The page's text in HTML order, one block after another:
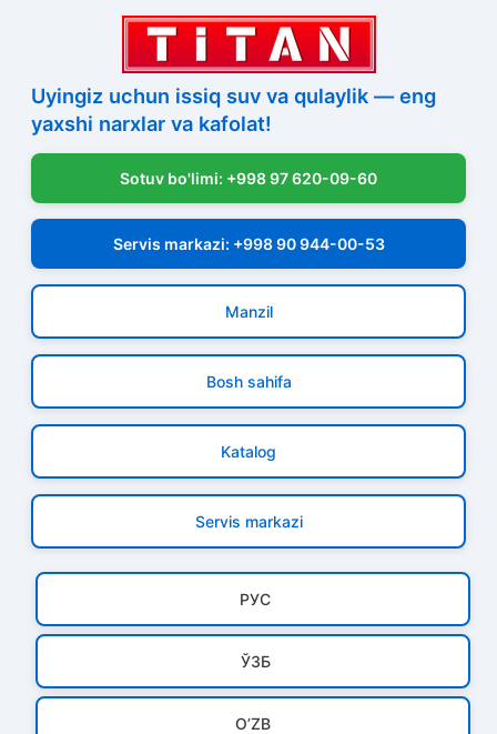
Uyingiz uchun issiq suv va qulaylik — eng
yaxshi narxlar va kafolat!
Sotuv bo'limi: +998 97 620-09-60
Servis markazi: +998 90 944-00-53
Manzil
Bosh sahifa
Katalog
Servis markazi
РУC
ЎЗБ
O’ZB